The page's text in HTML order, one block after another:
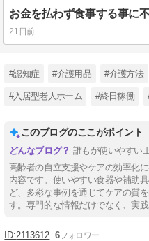
21日前
#認知症 #介護用品 #介護方法
#入居型老人ホーム #終日稼働
このブログのここがポイント
誰もが使いやすい
高齢者の自立支援やケアの効率化
内容です。使いやすい食器や補助
ど、多彩な事例を通じてケアの質
す。専門的な情報だけでなく、実
2113612 6